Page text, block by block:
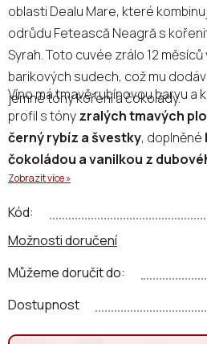
oblasti Dealu Mare, které
odrůdu Fetească Neagră s
Syrah. Toto cuvée zrálo 12
barikových sudech, což mu
jemné tóny koření a čokolády.
Víno má tmavě rubínovou barvu a
profil s tónyzralých tmavých
černý rybíz a švestky, doplněné
čokoládou a vanilkou z
dobře strukturovaná, s
dlouhou, elegantní dochutí.
výrazných červených vín.
Zobrazit více »
Dostupnost
Můžeme doručit do:
Možnosti doručení
Kód: